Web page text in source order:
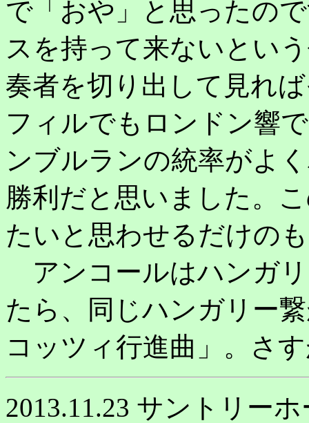
で「おや」と思ったの
スを持って来ないとい
奏者を切り出して見れ
フィルでもロンドン響
ンブルランの統率がよ
勝利だと思いました。
たいと思わせるだけの
アンコールはハンガ
たら、同じハンガリー
コッツィ行進曲」。さ
2013.11.23 サントリー